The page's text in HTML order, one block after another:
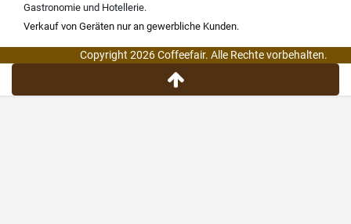
Gastronomie und Hotellerie.
Verkauf von Geräten nur an gewerbliche Kunden.
Copyright 2026 Coffeefair. Alle Rechte vorbehalten.